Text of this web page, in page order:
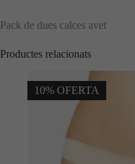
Pack de dues calces avet
Productes relacionats
10% OFERTA